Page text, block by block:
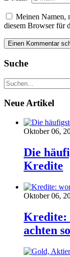
Meinen Namen,
diesem Browser für
Suche
Neue Artikel
Oktober 06,
Die
Kredite
Oktober 06,
Kredite:
achten